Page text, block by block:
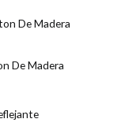
De Madera